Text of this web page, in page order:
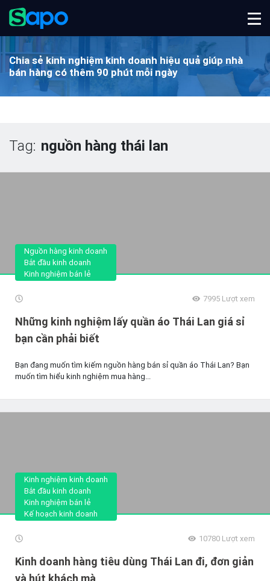
Chia sẻ kinh nghiệm kinh doanh hiệu quảgiúp nhà
bán hàng có thêm 90 phút mỗi ngày
Tag: nguồn hàng thái lan
Nguồn hàng kinh doanh
Bắt đầu kinh doanh
Kinh nghiệm bán lẻ
7995 Lượt xem
Những kinh nghiệm lấy quần áo Thái Lan giá sỉ
bạn cần phải biết
Bạn đang muốn tìm kiếm nguồn hàng bán sỉ quần áo Thái Lan? Bạn
muốn tìm hiểu kinh nghiệm mua hàng...
Kinh nghiệm kinh doanh
Bắt đầu kinh doanh
Kinh nghiệm bán lẻ
Kế hoạch kinh doanh
10780 Lượt xem
Kinh doanh hàng tiêu dùng Thái Lan đi, đơn giản